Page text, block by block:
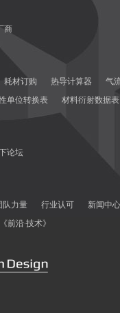
商
耗材订购 热导计算器
气
单位转换表 材料衍射数据表
论坛
队力量 行业认可 新闻中心
《前沿·技术》